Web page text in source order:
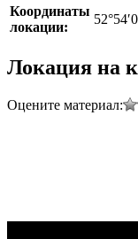
Координаты
локации:
Локация на
Оцените материал: